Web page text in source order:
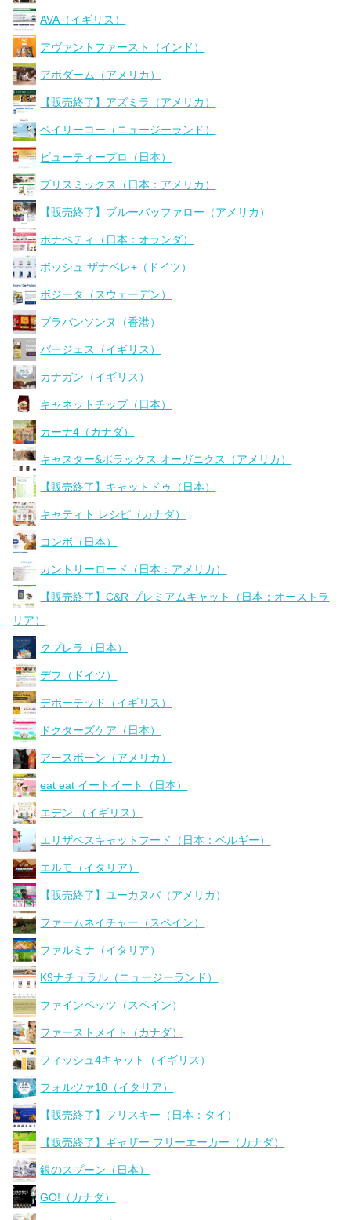
AVA（イギリス）
アヴァントファースト（インド）
アボダーム（アメリカ）
【販売終了】アズミラ（アメリカ）
ベイリーコー（ニュージーランド）
ビューティープロ（日本）
ブリスミックス（日本：アメリカ）
【販売終了】ブルーバッファロー（アメリカ）
ボナペティ（日本：オランダ）
ボッシュ ザナベレ+（ドイツ）
ボジータ（スウェーデン）
ブラバンソンヌ（香港）
バージェス（イギリス）
カナガン（イギリス）
キャネットチップ（日本）
カーナ4（カナダ）
キャスター&ポラックス オーガニクス（アメリカ）
【販売終了】キャットドゥ（日本）
キャティト レシピ（カナダ）
コンボ（日本）
カントリーロード（日本：アメリカ）
【販売終了】C&R プレミアムキャット（日本：オーストラ
リア）
クプレラ（日本）
デフ（ドイツ）
デボーテッド（イギリス）
ドクターズケア（日本）
アースボーン（アメリカ）
eat eat イートイート（日本）
エデン （イギリス）
エリザベスキャットフード（日本：ベルギー）
エルモ（イタリア）
【販売終了】ユーカヌバ（アメリカ）
ファームネイチャー（スペイン）
ファルミナ（イタリア）
K9ナチュラル（ニュージーランド）
ファインペッツ（スペイン）
ファーストメイト（カナダ）
フィッシュ4キャット（イギリス）
フォルツァ10（イタリア）
【販売終了】フリスキー（日本：タイ）
【販売終了】ギャザー フリーエーカー（カナダ）
銀のスプーン（日本）
GO!（カナダ）